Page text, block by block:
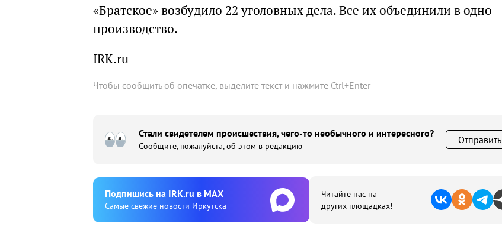
«Братское» возбудило 22 уголовных дела. Все их объединили в одно
производство.
IRK.ru
Чтобы сообщить об опечатке, выделите текст и нажмите Ctrl+Enter
Стали свидетелем происшествия, чего-то необычного и интересного?
Сообщите, пожалуйста, об этом в редакцию
Отправить
Подпишиcь на IRK.ru в MAX
Cамые свежие новости Иркутска
Читайте нас на
других площадках!